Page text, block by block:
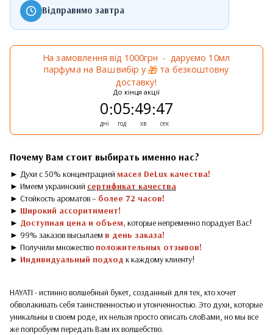
Відправимо завтра
На замовлення від 1000грн - даруємо 10мл
парфума на Ваш вибір у 🎁 та безкоштовну
доставку!
До кінця акції
0
дні
:05
год
:49
хв
:46
сек
Почему Вам стоит выбирать именно нас?
► Духи с 50% концентрацией масел DeLux качества!
► Имеем украинский сертификат качества
► Стойкость ароматов – более 72 часов!
► Широкий ассоритимент!
► Доступная цена и объем, которые непременно порадует Вас!
► 99% заказов высылаем в день заказа!
► Получили множество положительных отзывов!
► Индивидуальный подход к каждому клиенту!
HAYATI - истинно волшебный букет, созданный для тех, кто хочет
обволакивать себя таинственностью и утонченностью. Это духи, которые
уникальны в своем роде, их нельзя просто описать слоВами, но мы все
же попробуем передать Вам их волшебство.